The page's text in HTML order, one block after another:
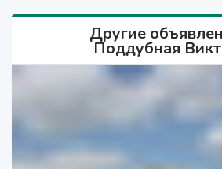
Другие
Поддубная